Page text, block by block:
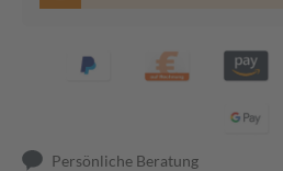
Persönliche Beratung